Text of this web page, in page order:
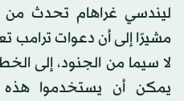
ليندسي غراهام تحدث من
مشيرًا إلى أن دعوات ترامب
لا سيما من الجنود، إلى
يمكن أن يستخدموا